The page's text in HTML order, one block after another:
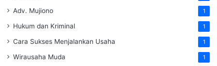
Adv. Mujiono 1
Hukum dan Kriminal 1
Cara Sukses Menjalankan Usaha 1
Wirausaha Muda 1